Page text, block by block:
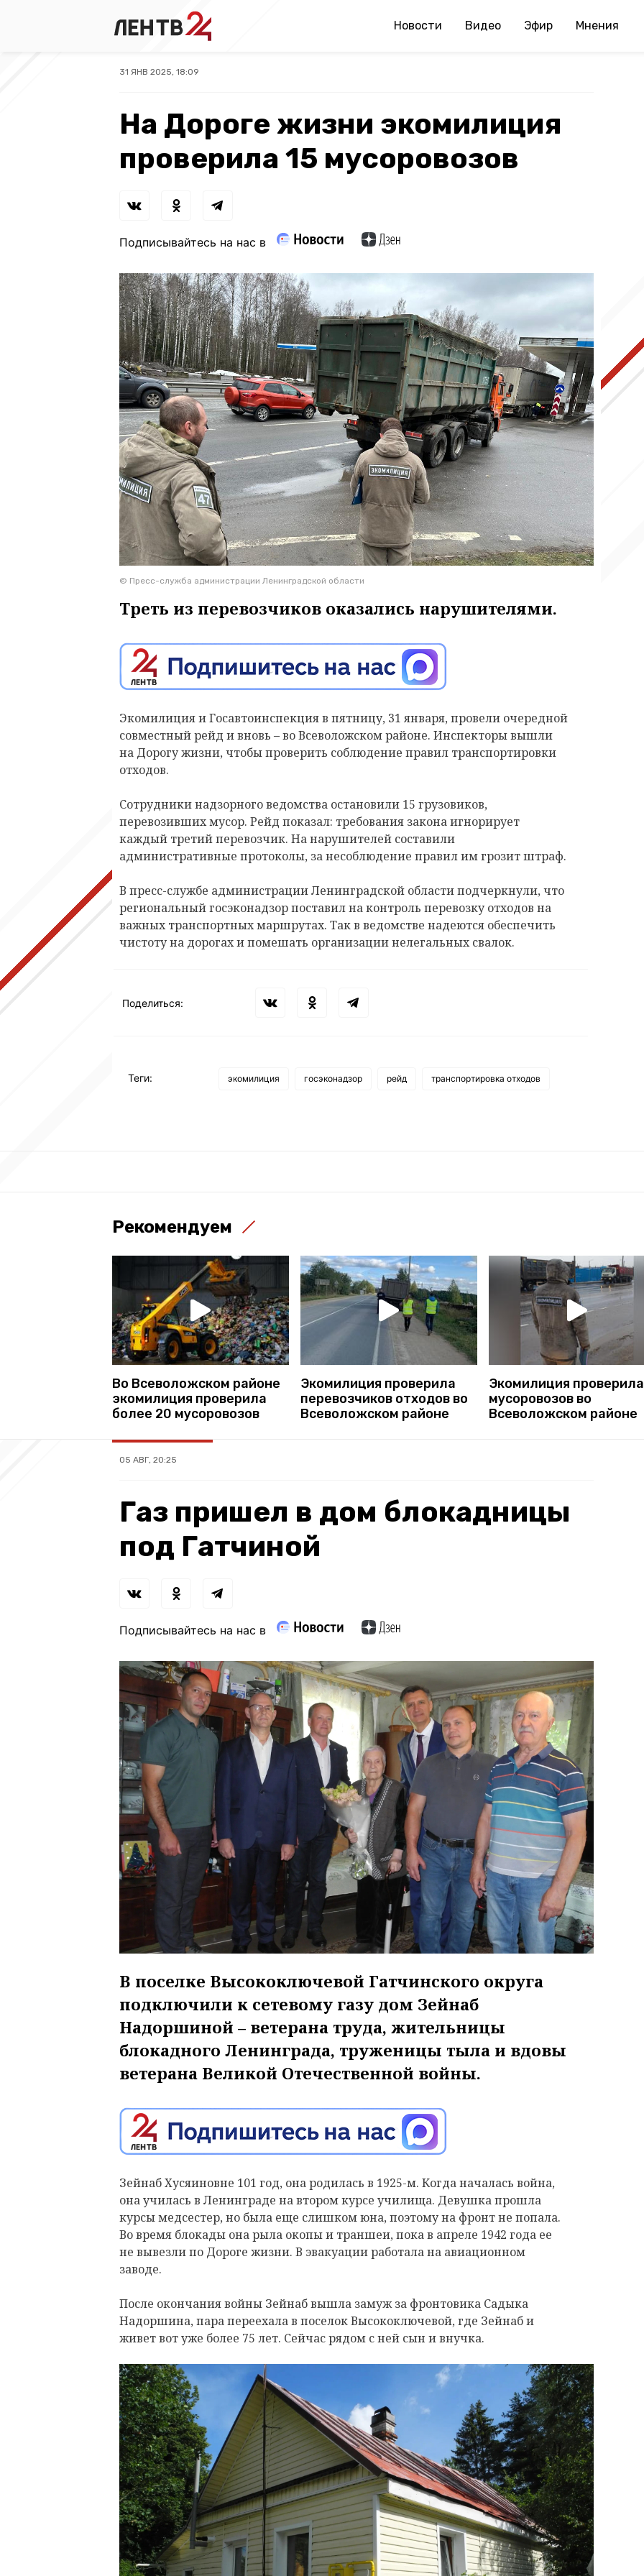
Новости Видео Эфир Мнения
31 ЯНВ 2025, 18:09
На Дороге жизни экомилиция
проверила 15 мусоровозов
Подписывайтесь на нас в
© Пресс-служба администрации Ленинградской области
Треть из перевозчиков оказались нарушителями.
Экомилиция и Госавтоинспекция в пятницу, 31 января, провели очередной
совместный рейд и вновь – во Всеволожском районе. Инспекторы вышли
на Дорогу жизни, чтобы проверить соблюдение правил транспортировки
отходов.
Сотрудники надзорного ведомства остановили 15 грузовиков,
перевозивших мусор. Рейд показал: требования закона игнорирует
каждый третий перевозчик. На нарушителей составили
административные протоколы, за несоблюдение правил им грозит штраф.
В пресс-службе администрации Ленинградской области подчеркнули, что
региональный госэконадзор поставил на контроль перевозку отходов на
важных транспортных маршрутах. Так в ведомстве надеются обеспечить
чистоту на дорогах и помешать организации нелегальных свалок.
Поделиться:
Теги: экомилиция госэконадзор рейд транспортировка отходов
Рекомендуем
Во Всеволожском районе
экомилиция проверила
более 20 мусоровозов
Экомилиция проверила
перевозчиков отходов во
Всеволожском районе
Экомилиция
мусоровозов во
Всеволожском районе
05 АВГ, 20:25
Газ пришел в дом блокадницы
под Гатчиной
Подписывайтесь на нас в
В поселке Высокоключевой Гатчинского округа
подключили к сетевому газу дом Зейнаб
Надоршиной – ветерана труда, жительницы
блокадного Ленинграда, труженицы тыла и вдовы
ветерана Великой Отечественной войны.
Зейнаб Хусяиновне 101 год, она родилась в 1925-м. Когда началась война,
она училась в Ленинграде на втором курсе училища. Девушка прошла
курсы медсестер, но была еще слишком юна, поэтому на фронт не попала.
Во время блокады она рыла окопы и траншеи, пока в апреле 1942 года ее
не вывезли по Дороге жизни. В эвакуации работала на авиационном
заводе.
После окончания войны Зейнаб вышла замуж за фронтовика Садыка
Надоршина, пара переехала в поселок Высокоключевой, где Зейнаб и
живет вот уже более 75 лет. Сейчас рядом с ней сын и внучка.